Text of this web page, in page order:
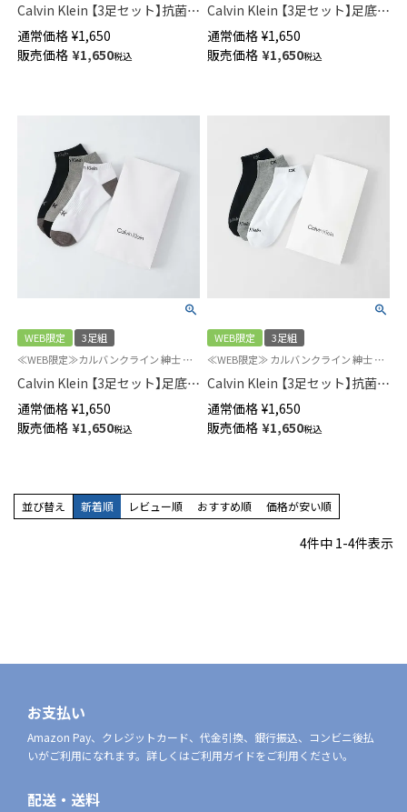
Calvin Klein 【3足セット】抗菌防
臭 太リブ ビジネス ワンポイン
ト クルー丈 ソックス メンズ
92572200
通常価格 ¥1,650
販売価格 ¥1,650税込
Calvin Klein 【3足セット】足底パ
イル 抗菌防臭 ショート丈ソッ
クス メンズ 92572502
通常価格 ¥1,650
販売価格 ¥1,650税込
WEB限定
3足組
≪WEB限定≫カルバンクライン 紳士 靴下 公式ショップ 3足組
Calvin Klein 【3足セット】足底パ
イル 抗菌防臭 アーチサポート
スニーカー丈 カジュアルソック
ス メンズ 92572501
通常価格 ¥1,650
販売価格 ¥1,650税込
WEB限定
3足組
≪WEB限定≫ カルバンクライン 紳士 靴下 3足組 カジュアル
Calvin Klein 【3足セット】抗菌防
臭 足底パイル スニーカー丈ソ
ックス メンズ 92572500
通常価格 ¥1,650
販売価格 ¥1,650税込
並び替え 新着順 レビュー順 おすすめ順 価格が安い順
4件中 1-4件表示
お支払い
Amazon Pay、クレジットカード、代金引換、銀行振込、コンビニ後払
いがご利用になれます。詳しくはご利用ガイドをご利用ください。
配送・送料